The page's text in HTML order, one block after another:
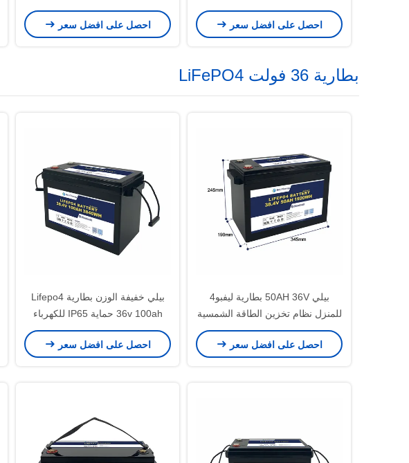
لتزويد الشاحنات بالطاقة
احصل على افضل سعر
الطبي اليخوت
احصل على افضل سعر
بطارية 36 فولت LiFePO4
بيلي 50AH 36V بطارية ليفبو4
للمنزل نظام تخزين الطاقة الشمسية
القوارب الغواصة
احصل على افضل سعر
بيلي خفيفة الوزن بطارية Lifepo4
36v 100ah حماية IP65 للكهرباء
الاستهلاكية
احصل على افضل سعر